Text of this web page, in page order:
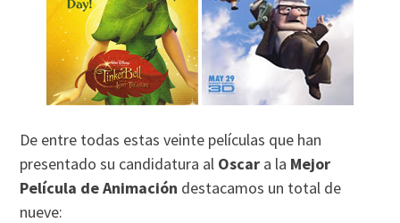
De entre todas estas veinte películas que han
presentado su candidatura al Oscar a la Mejor
Película de Animación destacamos un total de
nueve: